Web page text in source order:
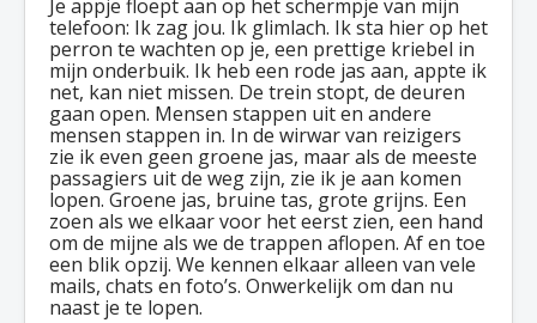
Je appje floept aan op het schermpje van mijn
telefoon: Ik zag jou. Ik glimlach. Ik sta hier op het
perron te wachten op je, een prettige kriebel in
mijn onderbuik. Ik heb een rode jas aan, appte ik
net, kan niet missen. De trein stopt, de deuren
gaan open. Mensen stappen uit en andere
mensen stappen in. In de wirwar van reizigers
zie ik even geen groene jas, maar als de meeste
passagiers uit de weg zijn, zie ik je aan komen
lopen. Groene jas, bruine tas, grote grijns. Een
zoen als we elkaar voor het eerst zien, een hand
om de mijne als we de trappen aflopen. Af en toe
een blik opzij. We kennen elkaar alleen van vele
mails, chats en foto’s. Onwerkelijk om dan nu
naast je te lopen.